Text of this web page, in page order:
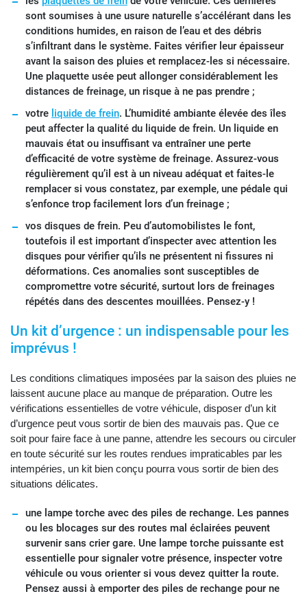
sont soumises à une usure naturelle s’accélérant dans les
conditions humides, en raison de l’eau et des débris
s’infiltrant dans le système. Faites vérifier leur épaisseur
avant la saison des pluies et remplacez-les si nécessaire.
Une plaquette usée peut allonger considérablement les
distances de freinage, un risque à ne pas prendre ;
votre liquide de frein. L’humidité ambiante élevée des îles
peut affecter la qualité du liquide de frein. Un liquide en
mauvais état ou insuffisant va entraîner une perte
d’efficacité de votre système de freinage. Assurez-vous
régulièrement qu’il est à un niveau adéquat et faites-le
remplacer si vous constatez, par exemple, une pédale qui
s’enfonce trop facilement lors d’un freinage ;
vos disques de frein. Peu d’automobilistes le font,
toutefois il est important d’inspecter avec attention les
disques pour vérifier qu’ils ne présentent ni fissures ni
déformations. Ces anomalies sont susceptibles de
compromettre votre sécurité, surtout lors de freinages
répétés dans des descentes mouillées. Pensez-y !
Un kit d’urgence : un indispensable pour les
imprévus !
Les conditions climatiques imposées par la saison des pluies ne
laissent aucune place au manque de préparation. Outre les
vérifications essentielles de votre véhicule, disposer d’un kit
d’urgence peut vous sortir de bien des mauvais pas. Que ce
soit pour faire face à une panne, attendre les secours ou circuler
en toute sécurité sur les routes rendues impraticables par les
intempéries, un kit bien conçu pourra vous sortir de bien des
situations délicates.
une lampe torche avec des piles de rechange. Les pannes
ou les blocages sur des routes mal éclairées peuvent
survenir sans crier gare. Une lampe torche puissante est
essentielle pour signaler votre présence, inspecter votre
véhicule ou vous orienter si vous devez quitter la route.
Pensez aussi à emporter des piles de rechange pour ne